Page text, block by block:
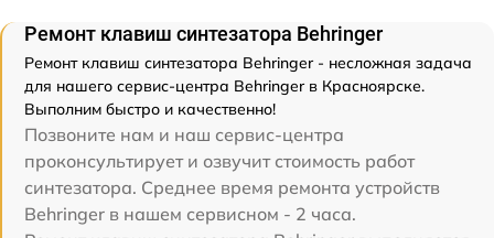
Ремонт клавиш синтезатора Behringer
Ремонт клавиш синтезатора Behringer - несложная задача
для нашего сервис-центра Behringer в Красноярске.
Выполним быстро и качественно!
Позвоните нам и наш сервис-центра
проконсультирует и озвучит стоимость работ
синтезатора. Среднее время ремонта устройств
Behringer в нашем сервисном - 2 часа.